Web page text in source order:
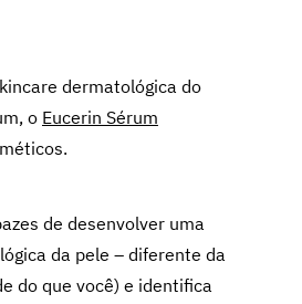
dermatológica do
o Eucerin Sérum
de desenvolver uma
da pele – diferente da
do que você) e identifica